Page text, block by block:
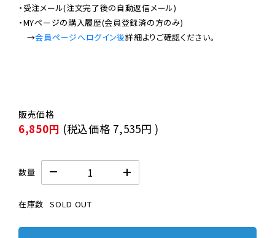
・受注メール(注文完了後の自動返信メール)
・MYページの購入履歴(会員登録済の方のみ)
→会員ページへログイン後
6,850円 (税込価格 7,535円 )
数量
在庫数 SOLD OUT